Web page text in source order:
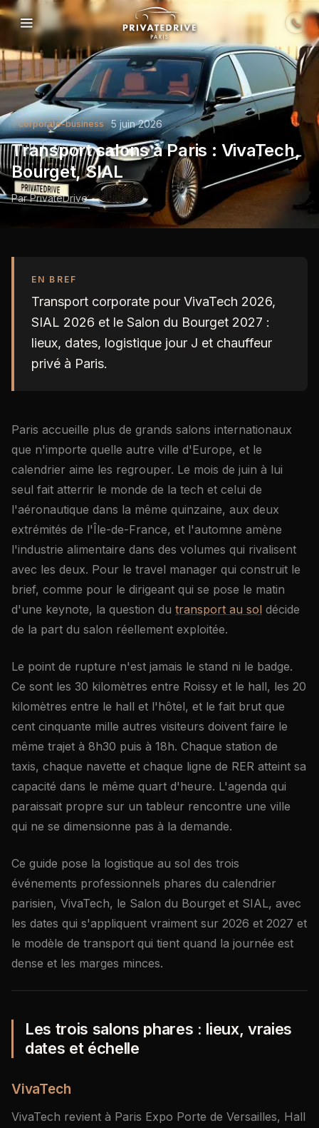
Skip to content
corporate-business 5 juin 2026
Transport salons à Paris : VivaTech,
Bourget, SIAL
Par PrivateDrive
EN BREF
Transport corporate pour VivaTech 2026,
SIAL 2026 et le Salon du Bourget 2027 :
lieux, dates, logistique jour J et chauffeur
privé à Paris.
Paris accueille plus de grands salons internationaux
que n'importe quelle autre ville d'Europe, et le
calendrier aime les regrouper. Le mois de juin à lui
seul fait atterrir le monde de la tech et celui de
l'aéronautique dans la même quinzaine, aux deux
extrémités de l'Île-de-France, et l'automne amène
l'industrie alimentaire dans des volumes qui rivalisent
avec les deux. Pour le travel manager qui construit le
brief, comme pour le dirigeant qui se pose le matin
d'une keynote, la question du transport au sol décide
de la part du salon réellement exploitée.
Le point de rupture n'est jamais le stand ni le badge.
Ce sont les 30 kilomètres entre Roissy et le hall, les 20
kilomètres entre le hall et l'hôtel, et le fait brut que
cent cinquante mille autres visiteurs doivent faire le
même trajet à 8h30 puis à 18h. Chaque station de
taxis, chaque navette et chaque ligne de RER atteint sa
capacité dans le même quart d'heure. L'agenda qui
paraissait propre sur un tableur rencontre une ville
qui ne se dimensionne pas à la demande.
Ce guide pose la logistique au sol des trois
événements professionnels phares du calendrier
parisien, VivaTech, le Salon du Bourget et SIAL, avec
les dates qui s'appliquent vraiment sur 2026 et 2027 et
le modèle de transport qui tient quand la journée est
dense et les marges minces.
Les trois salons phares : lieux, vraies
dates et échelle
VivaTech
VivaTech revient à Paris Expo Porte de Versailles, Hall